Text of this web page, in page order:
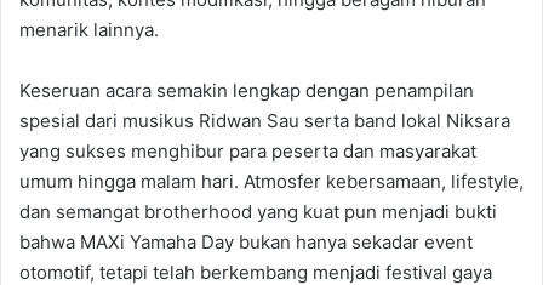
menarik lainnya.
Keseruan acara semakin lengkap dengan penampilan
spesial dari musikus Ridwan Sau serta band lokal Niksara
yang sukses menghibur para peserta dan masyarakat
umum hingga malam hari. Atmosfer kebersamaan, lifestyle,
dan semangat brotherhood yang kuat pun menjadi bukti
bahwa MAXi Yamaha Day bukan hanya sekadar event
otomotif, tetapi telah berkembang menjadi festival gaya